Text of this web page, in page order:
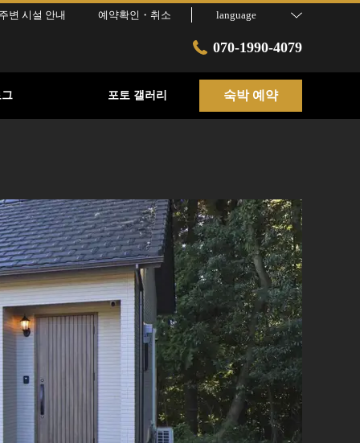
주변 시설 안내 예약확인・취소 language
070-1990-4079
포토 갤러리 숙박 예약